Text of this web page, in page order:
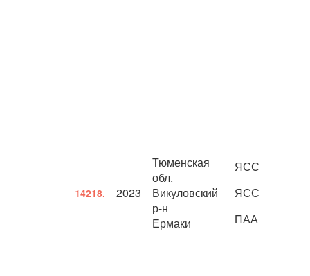
14218. 2023
Тюменская
обл.
Викуловский
р-н
Ермаки
ЯСС
ЯСС
ПАА